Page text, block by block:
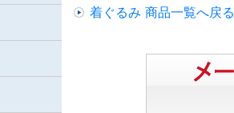
着ぐるみ 商品一覧へ戻る